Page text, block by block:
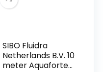
SIBO Fluidra
Netherlands B.V. 10
meter Aquaforte